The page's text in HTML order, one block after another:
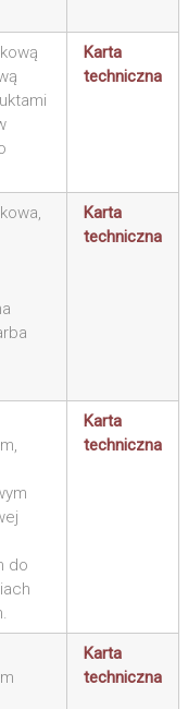
Karta
techniczna
Karta
techniczna
do
Karta
techniczna
Karta
techniczna